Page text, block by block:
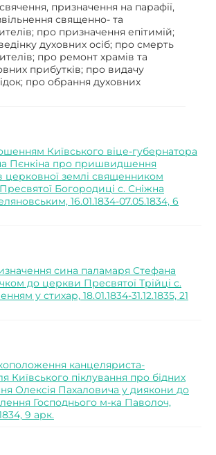
призначення на парафії,
священно- та
про призначення епітимій;
духовних осіб; про смерть
про ремонт храмів та
прибутків; про видачу
про обрання духовних
Київського віце-губернатора
Пєнкіна про пришвидшення
церковної землі священником
Богородиці с. Сніжна
16.01.1834-07.05.1834, 6
сина паламаря Стефана
до церкви Пресвятої Трійці с.
у стихар, 18.01.1834-31.12.1835, 21
канцеляриста-
Київського піклування про бідних
Олексія Пахаловича у диякони до
Господнього м-ка Паволоч,
9 арк.